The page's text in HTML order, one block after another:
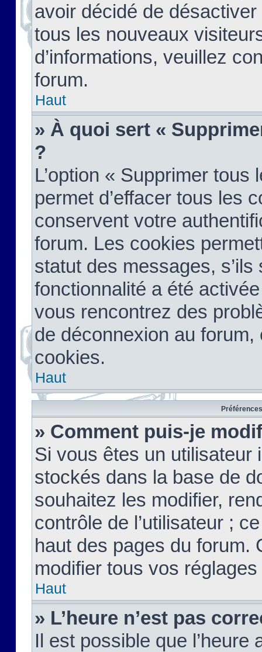
avoir décidé de
tous les nouveaux
d’informations, veuillez
forum.
Haut
» À quoi sert «
?
L’option « Supprimer
permet d’effacer tous les
conservent votre
forum. Les cookies
statut des messages,
fonctionnalité a été
vous rencontrez des
de déconnexion au
cookies.
Haut
» Comment puis-je
Si vous êtes un
stockés dans la base de
souhaitez les modifier,
contrôle de l’utilisateur ;
haut des pages du forum.
modifier tous vos
Haut
» L’heure n’est pas
Il est possible que